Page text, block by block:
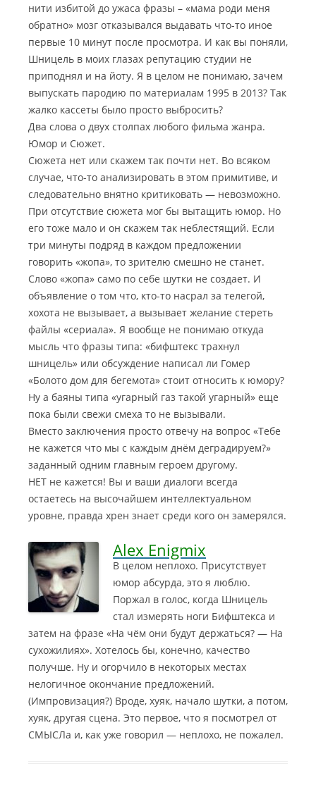
нити избитой до ужаса фразы – «мама роди меня
обратно» мозг отказывался выдавать что-то иное
первые 10 минут после просмотра. И как вы поняли,
Шницель в моих глазах репутацию студии не
приподнял и на йоту. Я в целом не понимаю, зачем
выпускать пародию по материалам 1995 в 2013? Так
жалко кассеты было просто выбросить?
Два слова о двух столпах любого фильма жанра.
Юмор и Сюжет.
Сюжета нет или скажем так почти нет. Во всяком
случае, что-то анализировать в этом примитиве, и
следовательно внятно критиковать — невозможно.
При отсутствие сюжета мог бы вытащить юмор. Но
его тоже мало и он скажем так неблестящий. Если
три минуты подряд в каждом предложении
говорить «жопа», то зрителю смешно не станет.
Слово «жопа» само по себе шутки не создает. И
объявление о том что, кто-то насрал за телегой,
хохота не вызывает, а вызывает желание стереть
файлы «сериала». Я вообще не понимаю откуда
мысль что фразы типа: «бифштекс трахнул
шницель» или обсуждение написал ли Гомер
«Болото дом для бегемота» стоит относить к юмору?
Ну а баяны типа «угарный газ такой угарный» еще
пока были свежи смеха то не вызывали.
Вместо заключения просто отвечу на вопрос «Тебе
не кажется что мы с каждым днём деградируем?»
заданный одним главным героем другому.
НЕТ не кажется! Вы и ваши диалоги всегда
остаетесь на высочайшем интеллектуальном
уровне, правда хрен знает среди кого он замерялся.
Alex Enigmix
В целом неплохо. Присутствует
юмор абсурда, это я люблю.
Поржал в голос, когда Шницель
стал измерять ноги Бифштекса и
затем на фразе «На чём они будут держаться? — На
сухожилиях». Хотелось бы, конечно, качество
получше. Ну и огорчило в некоторых местах
нелогичное окончание предложений.
(Импровизация?) Вроде, хуяк, начало шутки, а потом,
хуяк, другая сцена. Это первое, что я посмотрел от
СМЫСЛа и, как уже говорил — неплохо, не пожалел.